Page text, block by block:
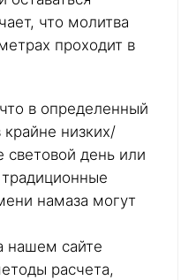
что молитва
проходит в
в определенный
крайне низких/
световой день или
намаза могут
нашем сайте
расчета,